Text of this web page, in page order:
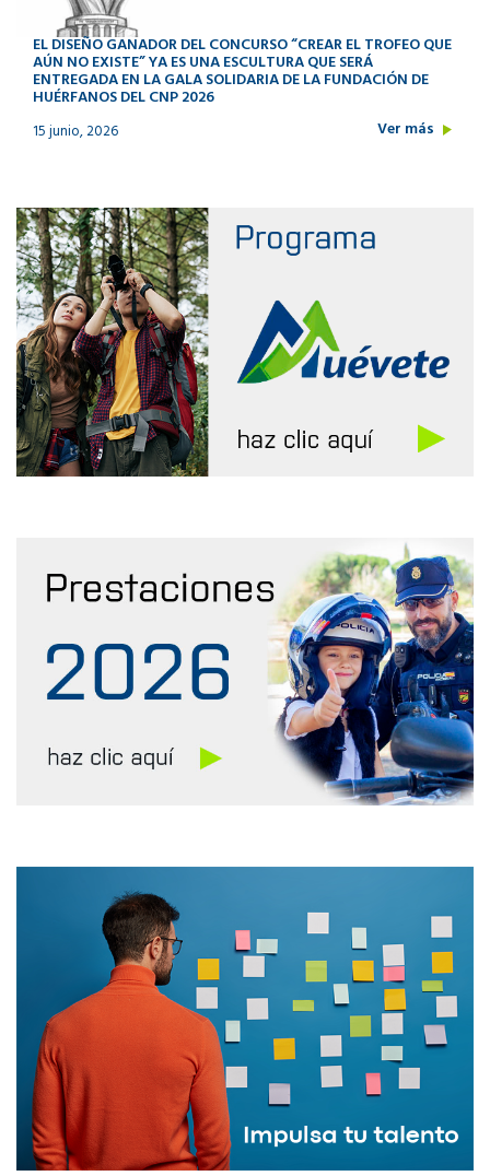
EL DISEÑO GANADOR DEL CONCURSO “CREAR EL TROFEO QUE
AÚN NO EXISTE” YA ES UNA ESCULTURA QUE SERÁ
ENTREGADA EN LA GALA SOLIDARIA DE LA FUNDACIÓN DE
HUÉRFANOS DEL CNP 2026
15 junio, 2026 Ver más